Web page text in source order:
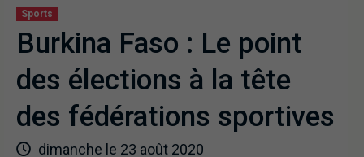
Sports
Burkina Faso : Le point
des élections à la tête
des fédérations sportives
dimanche le 23 août 2020